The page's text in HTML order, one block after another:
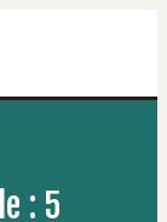
: 5